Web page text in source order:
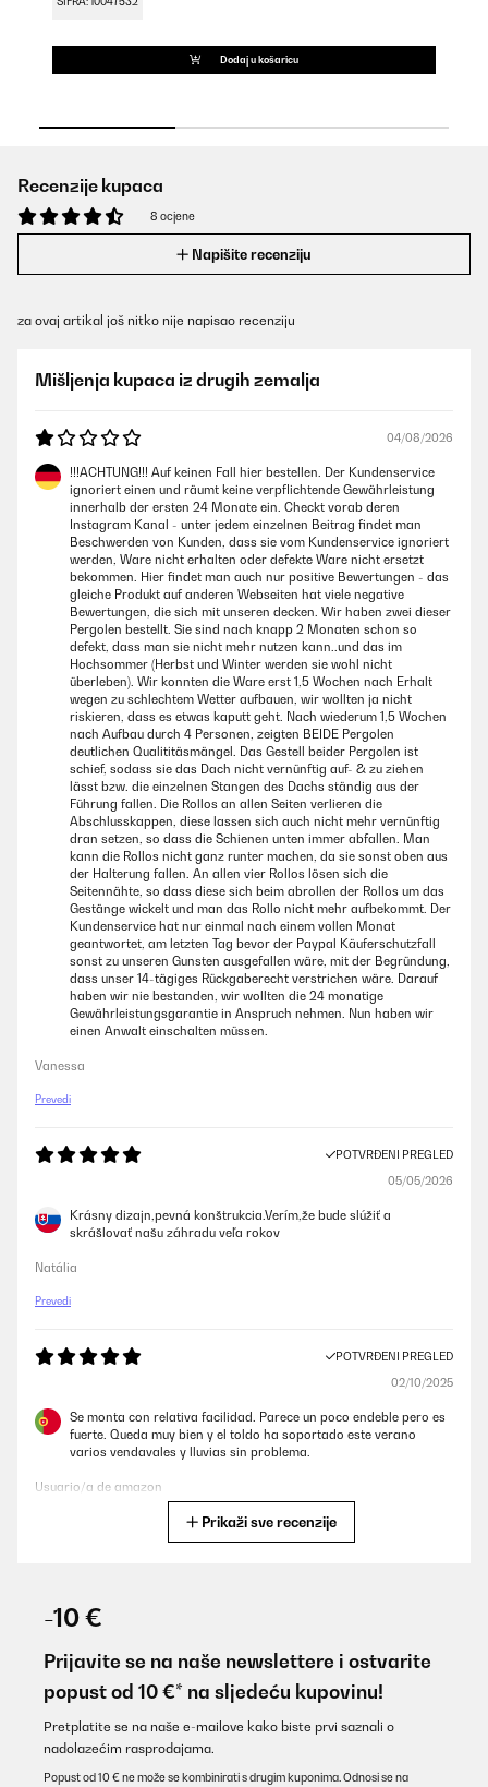
Dodaj u košaricu
Recenzije kupaca
8 ocjene
Napišite recenziju
za ovaj artikal još nitko nije napisao recenziju
Mišljenja kupaca iz drugih zemalja
04/08/2026
!!!ACHTUNG!!! Auf keinen Fall hier bestellen. Der Kundenservice
ignoriert einen und räumt keine verpflichtende Gewährleistung
innerhalb der ersten 24 Monate ein. Checkt vorab deren
Instagram Kanal - unter jedem einzelnen Beitrag findet man
Beschwerden von Kunden, dass sie vom Kundenservice ignoriert
werden, Ware nicht erhalten oder defekte Ware nicht ersetzt
bekommen. Hier findet man auch nur positive Bewertungen - das
gleiche Produkt auf anderen Webseiten hat viele negative
Bewertungen, die sich mit unseren decken. Wir haben zwei dieser
Pergolen bestellt. Sie sind nach knapp 2 Monaten schon so
defekt, dass man sie nicht mehr nutzen kann..und das im
Hochsommer (Herbst und Winter werden sie wohl nicht
überleben). Wir konnten die Ware erst 1,5 Wochen nach Erhalt
wegen zu schlechtem Wetter aufbauen, wir wollten ja nicht
riskieren, dass es etwas kaputt geht. Nach wiederum 1,5 Wochen
nach Aufbau durch 4 Personen, zeigten BEIDE Pergolen
deutlichen Qualititäsmängel. Das Gestell beider Pergolen ist
schief, sodass sie das Dach nicht vernünftig auf- & zu ziehen
lässt bzw. die einzelnen Stangen des Dachs ständig aus der
Führung fallen. Die Rollos an allen Seiten verlieren die
Abschlusskappen, diese lassen sich auch nicht mehr vernünftig
dran setzen, so dass die Schienen unten immer abfallen. Man
kann die Rollos nicht ganz runter machen, da sie sonst oben aus
der Halterung fallen. An allen vier Rollos lösen sich die
Seitennähte, so dass diese sich beim abrollen der Rollos um das
Gestänge wickelt und man das Rollo nicht mehr aufbekommt. Der
Kundenservice hat nur einmal nach einem vollen Monat
geantwortet, am letzten Tag bevor der Paypal Käuferschutzfall
sonst zu unseren Gunsten ausgefallen wäre, mit der Begründung,
dass unser 14-tägiges Rückgaberecht verstrichen wäre. Darauf
haben wir nie bestanden, wir wollten die 24 monatige
Gewährleistungsgarantie in Anspruch nehmen. Nun haben wir
einen Anwalt einschalten müssen.
Vanessa
Prevedi
POTVRĐENI PREGLED
05/05/2026
Krásny dizajn,pevná konštrukcia.Verím,že bude slúžiť a
skrášlovať našu záhradu veľa rokov
Natália
Prevedi
POTVRĐENI PREGLED
02/10/2025
Se monta con relativa facilidad. Parece un poco endeble pero es
fuerte. Queda muy bien y el toldo ha soportado este verano
varios vendavales y lluvias sin problema.
Usuario/a de amazon
soucis c est le montage qui est quand même assez complexe...
Utilisateur d'Amazon
Prevedi
POTVRĐENI PREGLED
Prikaži sve recenzije
-10 €
Prijavite se na naše newslettere i ostvarite
popust od 10 €* na sljedeću kupovinu!
Pretplatite se na naše e-mailove kako biste prvi saznali o
nadolazećim rasprodajama.
Popust od 10 € ne može se kombinirati s drugim kuponima. Odnosi se na